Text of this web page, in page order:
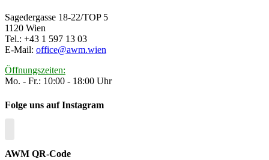
Sagedergasse 18-22/TOP 5
1120 Wien
Tel.: +43 1 597 13 03
E-Mail: office@awm.wien
Öffnungszeiten:
Mo. - Fr.: 10:00 - 18:00 Uhr
Folge uns auf Instagram
AWM QR-Code